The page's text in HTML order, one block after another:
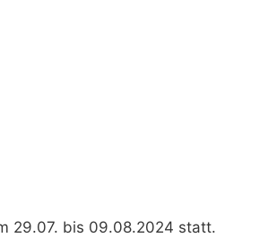
29.07. bis 09.08.2024 statt.